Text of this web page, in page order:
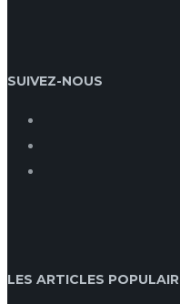
SUIVEZ-NOUS
LES ARTICLES